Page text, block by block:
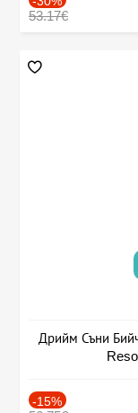
53.17€
Дрийм Съни
-15%